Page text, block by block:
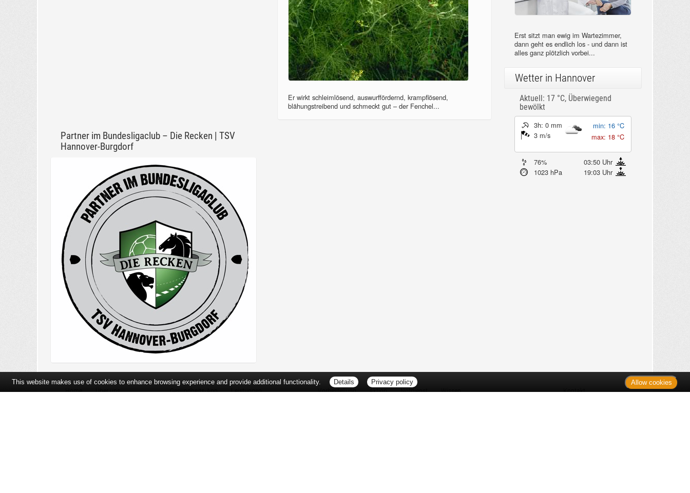
Er wirkt schleimlösend, auswurffördernd, krampflösend,
blähungstreibend und schmeckt gut – der Fenchel...
Partner im Bundesligaclub – Die Recken | TSV
Hannover-Burgdorf
Erst sitzt man ewig im Wartezimmer,
dann geht es endlich los - und dann ist
alles ganz plötzlich vorbei...
Wetter in Hannover
Aktuell: 17 °C, Überwiegend
bewölkt
3h: 0 mm
3 m/s
min: 16 °C
max: 18 °C
76%
03:50 Uhr
1023 hPa
19:03 Uhr
Home Über uns Gesundheits-App Leistungen Vorbestellung Aktion Notdienst Wissen Kontakt
This website makes use of cookies to enhance browsing experience and provide additional functionality. Details Privacy policy Allow cookies